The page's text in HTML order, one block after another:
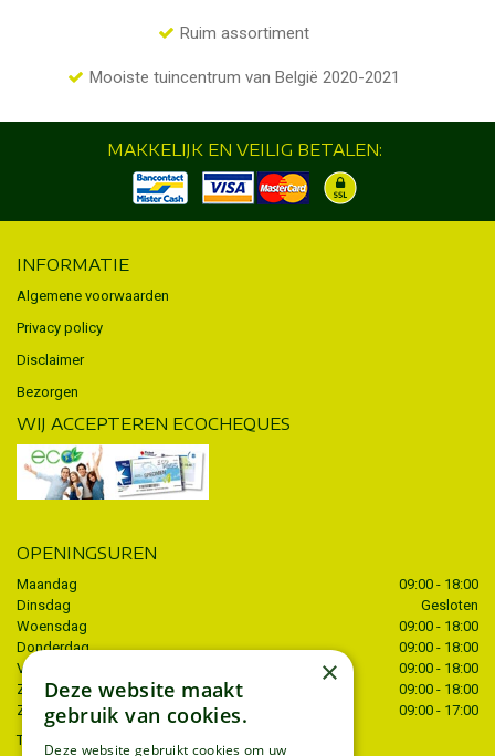
Ruim assortiment
Mooiste tuincentrum van België 2020-2021
MAKKELIJK EN VEILIG BETALEN:
INFORMATIE
Algemene voorwaarden
Privacy policy
Disclaimer
Bezorgen
WIJ ACCEPTEREN ECOCHEQUES
OPENINGSUREN
Maandag
09:00 - 18:00
Dinsdag
Gesloten
Woensdag
09:00 - 18:00
Donderdag
09:00 - 18:00
Vrijdag
09:00 - 18:00
Zaterdag
09:00 - 18:00
Zondag
09:00 - 17:00
Toon alle openingstijden
×
Deze website maakt
gebruik van cookies.
Deze website gebruikt cookies om uw